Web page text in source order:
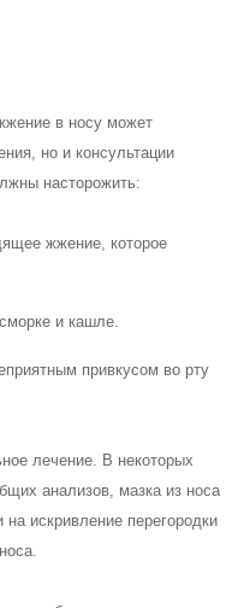
в носу может
но и консультации
насторожить:
жжение, которое
и кашле.
привкусом во рту
лечение. В некоторых
анализов, мазка из носа
искривление перегородки